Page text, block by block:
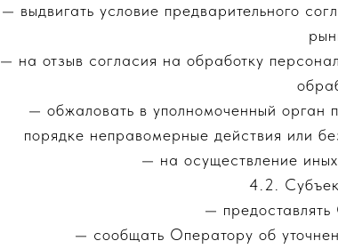
— выдвигать условие предварительного
— на отзыв согласия на обработку
— обжаловать в уполномоченный орган
порядке неправомерные действия или
— на осуществление
4.2.
—
— сообщать Оператору об